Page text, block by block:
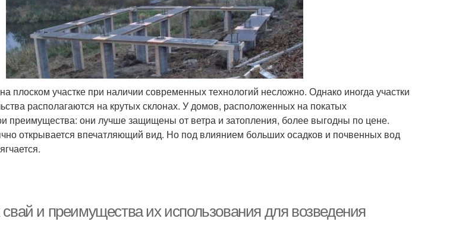
плоском участке при наличии современных технологий несложно. Однако иногда участки
располагаются на крутых склонах. У домов, расположенных на покатых
преимущества: они лучше защищены от ветра и затопления, более выгодны по цене.
открывается впечатляющий вид. Но под влиянием больших осадков и почвенных вод
и преимущества их использования для возведения